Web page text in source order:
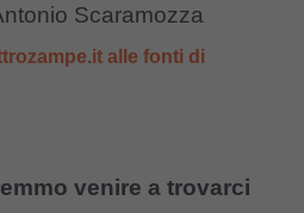
Scaramozza
alle fonti di
venire a trovarci